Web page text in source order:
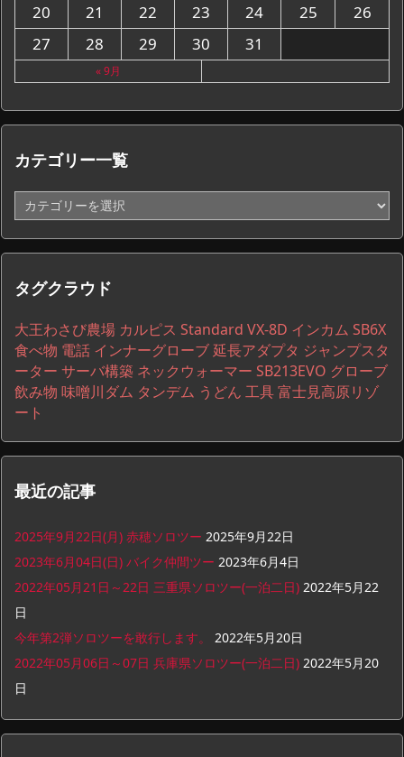
20
21 22 23 24 25
26
27
28 29 30 31
« 9月
カテゴリー一覧
テ
ゴ
リ
一
タグクラウド
大王わさび農場 カルピス Standard VX-8D インカム SB6X
食べ物 電話 インナーグローブ延長アダプタ ジャンプスタ
ーター サーバ構築 ネックウォーマー SB213EVO グローブ
飲み物 味噌川ダム タンデム うどん 工具富士見高原リゾ
ート
最近の記事
2025年9月22日(月) 赤穂ソロツー 2025年9月22日
2023年6月04日(日) バイク仲間ツー 2023年6月4日
2022年05月21日～22日 三重県ソロツー(一泊二日) 2022年5月22
日
今年第2弾ソロツーを敢行します。
2022年5月20日
2022年05月06日～07日 兵庫県ソロツー(一泊二日) 2022年5月20
日